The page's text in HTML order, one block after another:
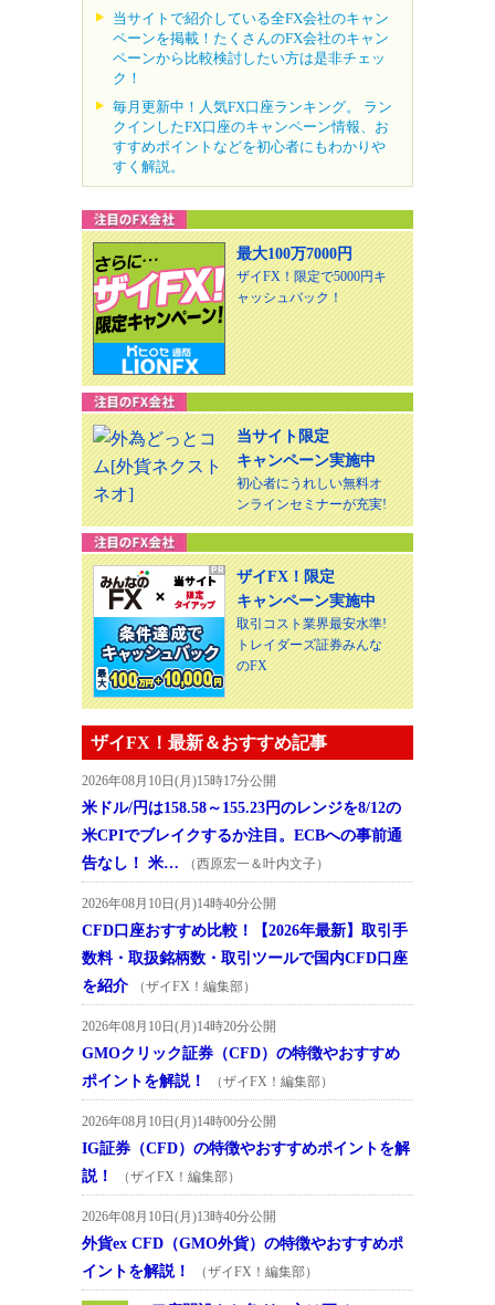
当サイトで紹介している全FX会社のキャン
ペーンを掲載！たくさんのFX会社のキャン
ペーンから比較検討したい方は是非チェッ
ク！
毎月更新中！人気FX口座ランキング。 ラン
クインしたFX口座のキャンペーン情報、お
すすめポイントなどを初心者にもわかりや
すく解説。
最大100万7000円
ザイFX！限定で5000円キ
ャッシュバック！
当サイト限定
キャンペーン実施中
初心者にうれしい無料オ
ンラインセミナーが充実!
ザイFX！限定
キャンペーン実施中
取引コスト業界最安水準!
トレイダーズ証券みんな
のFX
ザイFX！最新＆おすすめ記事
2026年08月10日(月)15時17分公開
米ドル/円は158.58～155.23円のレンジを8/12の
米CPIでブレイクするか注目。ECBへの事前通
告なし！ 米…
（西原宏一＆叶内文子）
2026年08月10日(月)14時40分公開
CFD口座おすすめ比較！【2026年最新】取引手
数料・取扱銘柄数・取引ツールで国内CFD口座
を紹介
（ザイFX！編集部）
2026年08月10日(月)14時20分公開
GMOクリック証券（CFD）の特徴やおすすめ
ポイントを解説！
（ザイFX！編集部）
2026年08月10日(月)14時00分公開
IG証券（CFD）の特徴やおすすめポイントを解
説！
（ザイFX！編集部）
2026年08月10日(月)13時40分公開
外貨ex CFD（GMO外貨）の特徴やおすすめポ
イントを解説！
（ザイFX！編集部）